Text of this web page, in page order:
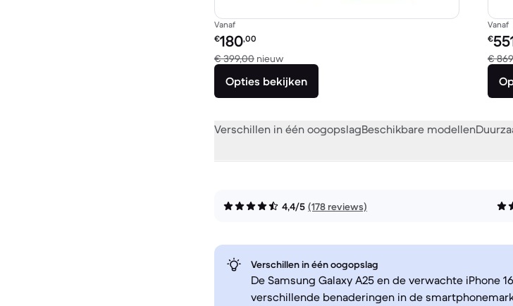
Vanaf
Refurbished prijs:
€180,00
€ 399,00 nieuwVergeleken met € 399,00 nieuw
Opties bekijken
Vanaf
€
€
Verschillen in één oogopslagBeschikbare modellen
4,4/5 (178 reviews)
Verschillen in één oogopslag
De Samsung Galaxy A25 en de verwachte iPhone
verschillende benaderingen in de